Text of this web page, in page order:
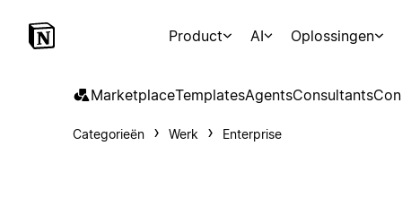
Product AI Oplossingen
MarketplaceTemplatesAgentsConsultants
Categorieën Werk Enterprise